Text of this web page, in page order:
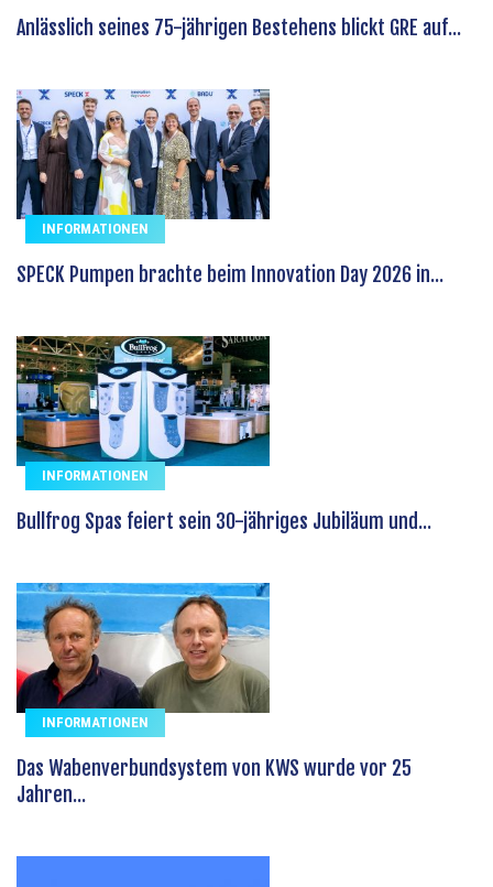
Anlässlich seines 75-jährigen Bestehens blickt GRE auf...
INFORMATIONEN
SPECK Pumpen brachte beim Innovation Day 2026 in...
INFORMATIONEN
Bullfrog Spas feiert sein 30-jähriges Jubiläum und...
INFORMATIONEN
Das Wabenverbundsystem von KWS wurde vor 25
Jahren...